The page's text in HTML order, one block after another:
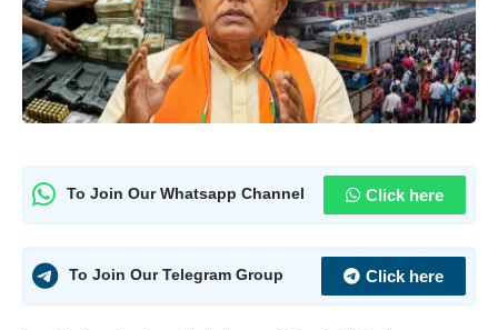
To Join Our Whatsapp Channel Click here
To Join Our Telegram Group Click here